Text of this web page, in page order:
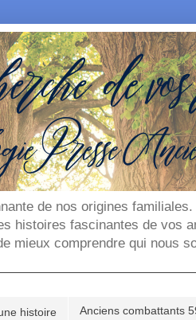
de nos origines
histoires fascinantes de
mieux comprendre qui nous
histoire Anciens combattants